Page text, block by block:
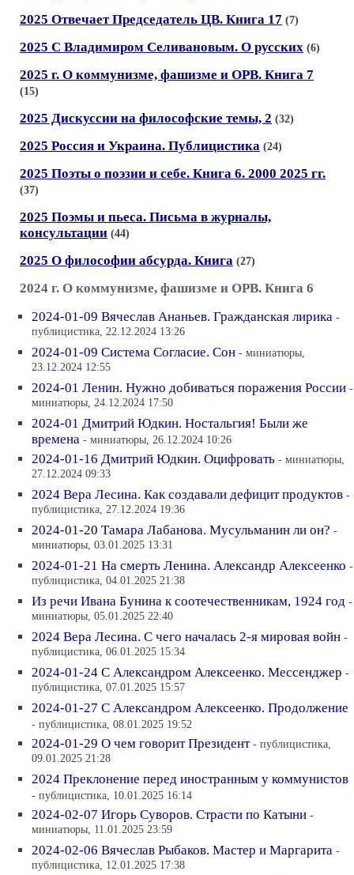
2025 Отвечает Председатель ЦВ. Книга 17 (7)
2025 С Владимиром Селивановым. О русских (6)
2025 г. О коммунизме, фашизме и ОРВ. Книга 7
(15)
2025 Дискуссии на философские темы, 2 (32)
2025 Россия и Украина. Публицистика (24)
2025 Поэты о поэзии и себе. Книга 6. 2000 2025 гг.
(37)
2025 Поэмы и пьеса. Письма в журналы,
консультации (44)
2025 О философии абсурда. Книга (27)
2024 г. О коммунизме, фашизме и ОРВ. Книга 6
2024-01-09 Вячеслав Ананьев. Гражданская лирика -
публицистика, 22.12.2024 13:26
2024-01-09 Система Согласие. Сон - миниатюры,
23.12.2024 12:55
2024-01 Ленин. Нужно добиваться поражения России -
миниатюры, 24.12.2024 17:50
2024-01 Дмитрий Юдкин. Ностальгия! Были же
времена - миниатюры, 26.12.2024 10:26
2024-01-16 Дмитрий Юдкин. Оцифровать - миниатюры,
27.12.2024 09:33
2024 Вера Лесина. Как создавали дефицит продуктов -
публицистика, 27.12.2024 19:36
2024-01-20 Тамара Лабанова. Мусульманин ли он? -
миниатюры, 03.01.2025 13:31
2024-01-21 На смерть Ленина. Александр Алексеенко -
публицистика, 04.01.2025 21:38
Из речи Ивана Бунина к соотечественникам, 1924 год -
миниатюры, 05.01.2025 22:40
2024 Вера Лесина. С чего началась 2-я мировая войн -
публицистика, 06.01.2025 15:34
2024-01-24 С Александром Алексеенко. Мессенджер -
публицистика, 07.01.2025 15:57
2024-01-27 С Александром Алексеенко. Продолжение
- публицистика, 08.01.2025 19:52
2024-01-29 О чем говорит Президент - публицистика,
09.01.2025 21:28
2024 Преклонение перед иностранным у коммунистов
- публицистика, 10.01.2025 16:14
2024-02-07 Игорь Суворов. Страсти по Катыни -
миниатюры, 11.01.2025 23:59
2024-02-06 Вячеслав Рыбаков. Мастер и Маргарита -
публицистика, 12.01.2025 17:38